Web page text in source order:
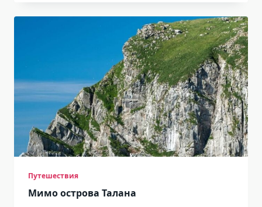
Путешествия
Мимо острова Талана